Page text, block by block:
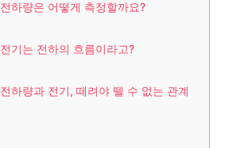
전하량은 어떻게 측정할까요?
전기는 전하의 흐름이라고?
전하량과 전기, 떼려야 뗄 수 없는 관계